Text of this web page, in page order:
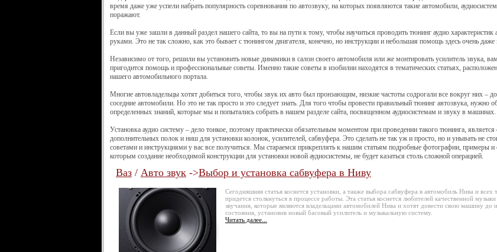
время даже уже успели набрать популярность соревнования по автозвуку, на которых появляются такие автомобили,
поражают.
Если вы уже зашли в данный раздел нашего сайта, то вы на пути к тому, чтобы научиться проводить тюнинг аудио
руками. Это не так сложно, как это бывает с тюнингом двигателя, конечно, но инструкции и небольшая помощь здесь очень даже
Независимо от того, решили вы установить новые динамики в салон своего автомобиля или же монтировать усилитель звука,
пригодится помощь и профессиональные советы. Именно такие советы в изобилии находятся в тематических статьях,
нашего автомобильного портала.
Многие автовладельцы хотят добиться того, чтобы звук их авто был пронзающим, низкие частоты содрогали все вокруг них –
соседние автомобили. Но это не так просто и это следует знать. Для того чтобы провести правильный тюнинг автозвука, нужно
определенных знаний, которые мы и попытались собрать в нашем разделе сайта, посвященном аудиосистемам и звуку в машинах.
Установка аудио систему – дело тонкое, поэтому практически обязательным моментом при проведении такого тюнинга, является
дополнительных полок и ниш для установки колонок, усилителей, сабвуфера. Это сделать не так уж и просто, но и унывать не
советами и инструкциями у вас все получиться. Мы стараемся прикреплять к нашим статьям подробные фотографии, примеры и
которым создание необходимой конструкции для установки новой аудиосистемы, не будет казаться столь сложной операцией.
Ваз / Авто звук ->Выбор и установка сабвуфера в Ниву
Сегодняшняя статья коснется установки, а также выбора сабвуфера в автомобиль Нива и всех
придется столкнуться в процессе работы. Эта статья коснется любителей качественной
звучания, которые являются владельцами автомобилей Нива и хотят довести свою машину до
состояния, установив новый басовый усилитель и музыкальную систему.
Читать далее...